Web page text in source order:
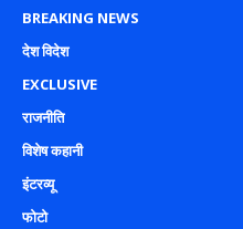
BREAKING NEWS
देश विदेश
EXCLUSIVE
राजनीति
विशेष कहानी
इंटरव्यू
फोटो